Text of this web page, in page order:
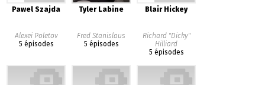
Pawel Szajda
Alexei Poletov
5 épisodes
Tyler Labine
Fred Stanislaus
5 épisodes
Blair Hickey
Richard "Dicky"
Hilliard
5 épisodes